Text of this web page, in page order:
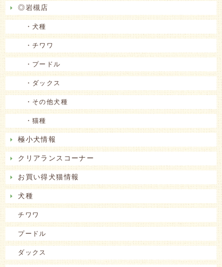
◎岩槻店
・犬種
・チワワ
・プードル
・ダックス
・その他犬種
・猫種
極小犬情報
クリアランスコーナー
お買い得犬猫情報
犬種
チワワ
プードル
ダックス